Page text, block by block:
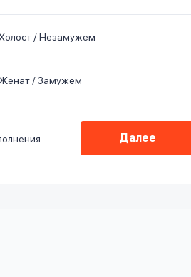
/ Незамужем
/ Замужем
Далее